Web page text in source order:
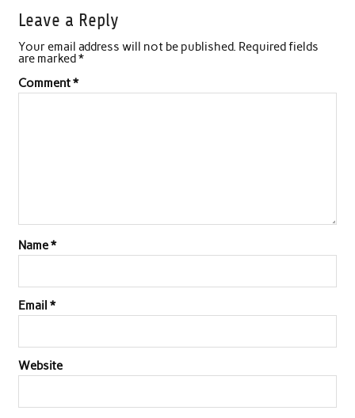
Leave a Reply
Your email address will not be published. Required fields
are marked *
Comment*
Name*
Email *
Website